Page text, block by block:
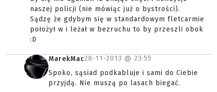
naszej policji (nie mówiąc już o bystrości).
Sądzę że gdybym się w standardowym fletcarmie
położył w i leżał w bezruchu to by przeszli obok
:D
MarekMac28-11-2013 @ 23:55
Spoko, sąsiad podkabluje i sami do Ciebie
przyjdą. Nie muszą po lasach biegać.